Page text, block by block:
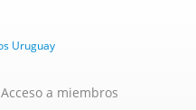
Acceso a miembros